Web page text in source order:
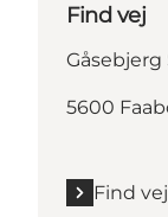
Find vej
5600
Find vej